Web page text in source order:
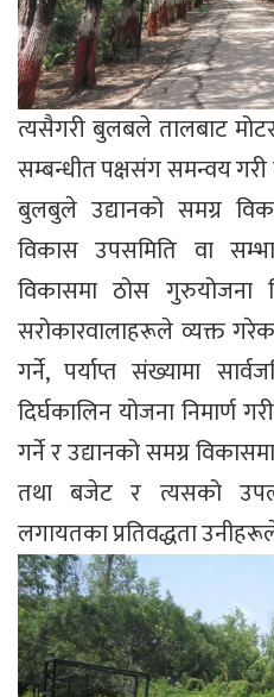
त्यसैगरी बुलबले तालबाट
सम्बन्धीत पक्षसंग समन्वय
बुलबुले उद्यानको समग्र
विकास उपसमिति वा
विकासमा ठोस गुरुयोजना
सरोकारवालाहरूले व्यक्त
गर्ने, पर्याप्त संख्यामा
दिर्घकालिन योजना निमार्ण
गर्ने र उद्यानको समग्र
तथा बजेट र त्यसको
लगायतका प्रतिवद्धता